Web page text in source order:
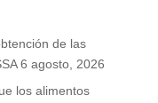
de las
6 agosto, 2026
los alimentos